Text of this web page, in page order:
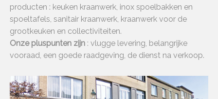
producten : keuken kraanwerk, inox spoelbakken en
spoeltafels, sanitair kraanwerk, kraanwerk voor de
grootkeuken en collectiviteiten.
Onze pluspunten zijn : vlugge levering, belangrijke
vooraad, een goede raadgeving, de dienst na verkoop.